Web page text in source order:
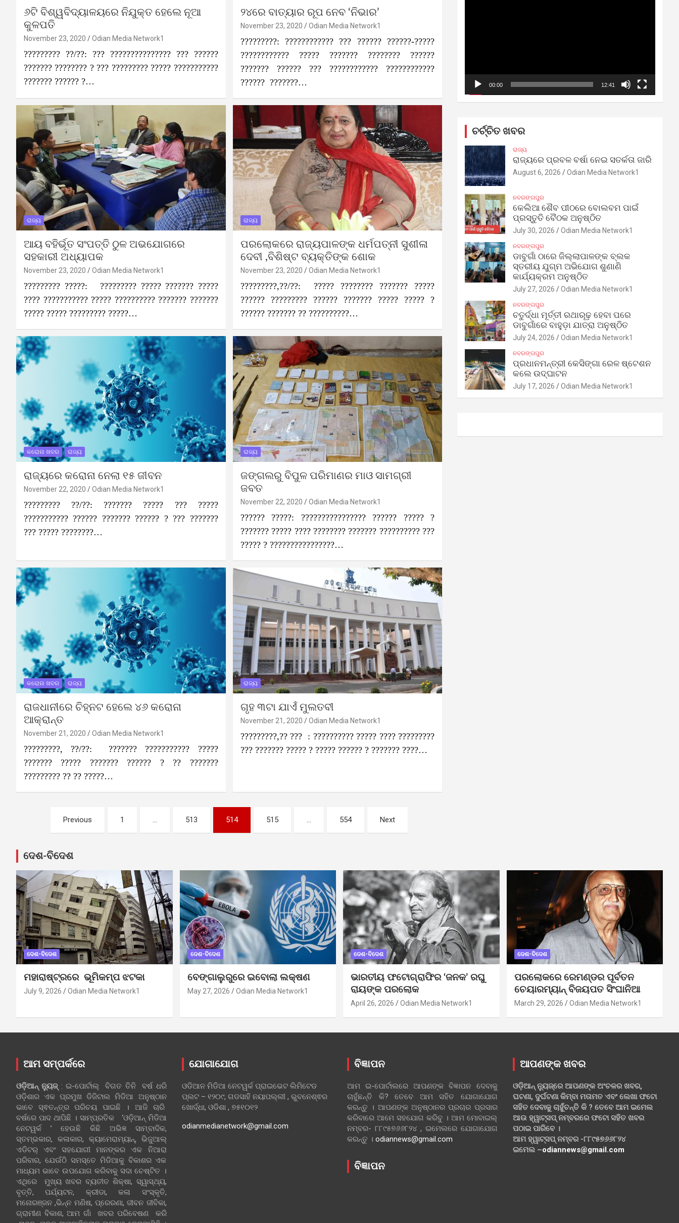
୬ଟି ବିଶ୍ୱବିଦ୍ୟାଳୟରେ ନିଯୁକ୍ତ ହେଲେ ନୂଆ
କୁଳପତି
November 23, 2020 Odian Media Network1
????????? ??/??: ??? ??????????????? ??? ??????
??????? ???????? ? ??? ????????? ????? ???????????
??????? ?????? ?…
୨୪ରେ ବାତ୍ୟାର ରୂପ ନେବ ‘ନିଭାର’
November 23, 2020 Odian Media Network1
?????????: ???????????? ??? ?????? ??????-?????
???????????? ????? ??????? ???????? ??????
??????? ?????? ??? ???????????? ????????????
?????? ???????…
ରାଜ୍ୟ
ଆୟ ବହିର୍ଭୂତ ସଂପତ୍ତି ଠୁଳ ଅଭଯୋଗରେ
ସହକାରୀ ଅଧ୍ୟାପକ
November 23, 2020 Odian Media Network1
????????? ?????: ????????? ????? ??????? ?????
???? ??????????? ????? ?????????? ??????? ???????
????? ????? ????????? ?????…
ରାଜ୍ୟ
ପରଲୋକରେ ରାଜ୍ୟପାଳ‌ଙ୍କ ଧର୍ମପତ୍ନୀ ସୁଶୀଳା
ଦେବୀ ,ବିଶିଷ୍ଟ ବ୍ୟକ୍ତିଙ୍କ ଶୋକ
November 23, 2020 Odian Media Network1
?????????,??/??: ????? ???????? ??????? ?????
?????? ????????? ?????? ??????? ????? ????? ?
?????? ??????? ?? ??????????…
କରୋନା ଖବର ରାଜ୍ୟ
ରାଜ୍ୟରେ କରୋନା ନେଲା ୧୫ ଜୀବନ
November 22, 2020 Odian Media Network1
????????? ??/??: ??????? ????? ??? ?????
??????????? ?????? ??????? ?????? ? ??? ???????
??? ????? ????????…
ରାଜ୍ୟ
ଜଙ୍ଗଲରୁ ବିପୁଳ ପରିମାଣର ମାଓ ସାମଗ୍ରୀ
ଜବତ
November 22, 2020 Odian Media Network1
?????? ?????: ???????????????? ?????? ????? ?
??????? ????? ???? ???????? ??????? ?????????? ???
????? ? ????????????????…
କରୋନା ଖବର ରାଜ୍ୟ
ରାଜଧାନୀରେ ଚିହ୍ନଟ ହେଲେ ୪୬ କରୋନା
ଆକ୍ରାନ୍ତ
November 21, 2020 Odian Media Network1
?????????, ??/??: ??????? ??????????? ?????
??????? ????? ??????? ?????? ? ?? ???????
????????? ?? ?? ?????…
ରାଜ୍ୟ
ଗୃହ ୩ଟା ଯାଏଁ ମୁଲତବୀ
November 21, 2020 Odian Media Network1
?????????,?? ??? : ?????????? ????? ???? ?????????
??? ??????? ????? ? ????? ?????? ? ??????? ????…
pagination
Previous 1 … 513 514 515 … 554 Next
00:00 12:41
ଚର୍ଚ୍ଚିତ ଖବର
ରାଜ୍ୟ
ରାଜ୍ୟରେ ପ୍ରବଳ ବର୍ଷା ନେଇ ସତର୍କତା ଜାରି
August 6, 2026 Odian Media Network1
ନବରଙ୍ଗପୁର
କେଲିଆ ଶୈବ ପୀଠରେ ବୋଲବମ ପାଇଁ
ପ୍ରସ୍ତୁତି ବୈଠକ ଅନୁଷ୍ଠିତ
July 30, 2026 Odian Media Network1
ନବରଙ୍ଗପୁର
ଡାବୁଗାଁ ଠାରେ ଜିଲ୍ଲାପାଳଙ୍କ ବ୍ଲକ
ସ୍ତରୀୟ ଯୁଗ୍ମ ଅଭିଯୋଗ ଶୁଣାଣି
କାର୍ଯ୍ୟକ୍ରମ ଅନୁଷ୍ଠିତ
July 27, 2026 Odian Media Network1
ନବରଙ୍ଗପୁର
ଚତୁର୍ଦ୍ଧା ମୂର୍ତ୍ତୀ ରଥାରୂଢ଼ ହେବା ପରେ
ଡାବୁଗାଁରେ ବାହୁଡ଼ା ଯାତ୍ରା ଅନୁଷ୍ଠିତ
July 24, 2026 Odian Media Network1
ନବରଙ୍ଗପୁର
ପ୍ରଧାନମନ୍ତ୍ରୀ କେସିଙ୍ଗା ରେଳ ଷ୍ଟେଶନ
କଲେ ଉଦ୍‌ଘାଟନ
July 17, 2026 Odian Media Network1
ଦେଶ-ବିଦେଶ
ଦେଶ-ବିଦେଶ
ମହାରାଷ୍ଟ୍ରରେ ଭୂମିକମ୍ପ ଝଟକା
July 9, 2026 Odian Media Network1
ଦେଶ-ବିଦେଶ
ବେଙ୍ଗାଲୁରୁରେ ଇବୋଲା ଲକ୍ଷଣ
May 27, 2026 Odian Media Network1
ଦେଶ-ବିଦେଶ
ଭାରତୀୟ ଫଟୋଗ୍ରାଫିର ‘ଜନକ’ ରଘୁ
ରାୟଙ୍କ ପରଲୋକ
April 26, 2026 Odian Media Network1
ଦେଶ-ବିଦେଶ
ପରଲୋକରେ ରେମଣ୍ଡର ପୂର୍ବତନ
ଚେୟାରମ୍ୟାନ୍ ବିଜୟପତ ସିଂଘାନିଆ
March 29, 2026 Odian Media Network1
ଆମ ସମ୍ପର୍କରେ
ଓଡ଼ିଆନ୍‍ ନ୍ୟୁଜ୍‍: ଇ-ପୋର୍ଟାଲ୍ ବିଗତ ତିନି ବର୍ଷ ଧରି
ଓଡ଼ିଶାର ଏକ ପ୍ରମୁଖ ଡିଜିଟାଲ ମିଡିଆ ଅନୁଷ୍ଠାନ
ଭାବେ ସ୍ଵତନ୍ତ୍ର ପରିଚୟ ପାଇଛି । ଆଜି ଚାରି
ବର୍ଷରେ ପାଦ ଥାପିଛି । ସାମ୍ପ୍ରତିକ ‘ଓଡ଼ିଆନ୍‍ ମିଡିଆ
ନେଟୱର୍କ ’ ହେଉଛି କିଛି ଅଭିଜ୍ଞ ସାମ୍ବାଦିକ,
ସ୍ତମ୍ଭକାର, କଳାକାର, କ୍ୟାମେରାମ୍ୟାନ୍, ଭିଜୁଆଲ୍
ଏଡିଟର୍ ଏବଂ ସହଯୋଗୀ ମାନଙ୍କର ଏକ ନିଆରା
ପରିବାର, ଯେଉଁଠି ସମସ୍ତେ ମିଡିଆକୁ ବିକାଶର ଏକ
ମାଧ୍ୟମ ଭାବେ ଉପଯୋଗ କରିବାକୁ ସଦା ଚେଷ୍ଟିତ ।
ଏଥିରେ ମୁଖ୍ୟ ଖବର ବ୍ୟତୀତ ଶିକ୍ଷା, ସ୍ୱାସ୍ଥ୍ୟ,
ବୃତ୍ତି, ପର୍ଯ୍ୟଟନ, କ୍ରୀଡା, କଳା ସଂସ୍କୃତି,
ମନୋରଞ୍ଜନ ,ଭିନ୍ନ ମଣିଷ, ପ୍ରେରଣା, ଜୀବନ ଜୀବିକା,
ଗ୍ରାମୀଣ ବିକାଶ, ଆମ ଗାଁ ଖବର ପରିବେଷଣ କରି
ଯୋଗାଯୋଗ
ଓଡିଆନ ମିଡିଆ ନେଟୱର୍କ ପ୍ରାଇଭେଟ ଲିମିଟେଡ
ପ୍ଲଟ – ୧୨୦୯, ଗଡସାହି ନୟାପଲ୍ଲୀ , ଭୁବନେଶ୍ଵର
ଖୋର୍ଦ୍ଧା, ଓଡିଶା , ୭୫୧୦୧୨
odianmedianetwork@gmail.com
ବିଜ୍ଞାପନ
ଆମ ଇ-ପୋର୍ଟାଲରେ ଆପଣଙ୍କ ବିଜ୍ଞାପନ ଦେବାକୁ
ଚାହୁଁଛନ୍ତି କି? ତେବେ ଆମ ସହିତ ଯୋଗାଯୋଗ
କରନ୍ତୁ । ଆପଣଙ୍କ ଅନୁଷ୍ଠାନର ପ୍ରଚାର ପ୍ରସାର
କରିବାରେ ଆମେ ସହଯୋଗ କରିବୁ । ଆମ ମୋବାଇଲ୍
ନମ୍ବର- ୮୮୯୫୭୬୬୮୨୪ , ଇମେଲରେ ଯୋଗାଯୋଗ
କରନ୍ତୁ । odiannews@gmail.com
ବିଜ୍ଞାପନ
ଆପଣଙ୍କ ଖବର
ଓଡ଼ିଆନ୍ ନ୍ୟୁଜ୍‌ରେ ଆପଣଙ୍କ ଅଂଚଳର ଖବର,
ଘଟଣା, ଦୁର୍ଘଟଣା କିମ୍ବା ମତାମତ ଏବଂ ଲେଖା ଫଟୋ
ସହିତ ଦେବାକୁ ଚାହୁଁଚନ୍ତି କି ? ତେବେ ଆମ ଇମେଲ
ଆଉ ହ୍ୱାଟ୍‌ସପ୍ ନମ୍ବରରେ ଫଟୋ ସହିତ ଖବର
ପଠାଇ ପାରିବେ ।
ଆମ ହ୍ୱାଟ୍‌ସପ୍ ନମ୍ବର -୮୮୯୫୭୬୬୮୨୪
ଇମେଲ –odiannews@gmail.com